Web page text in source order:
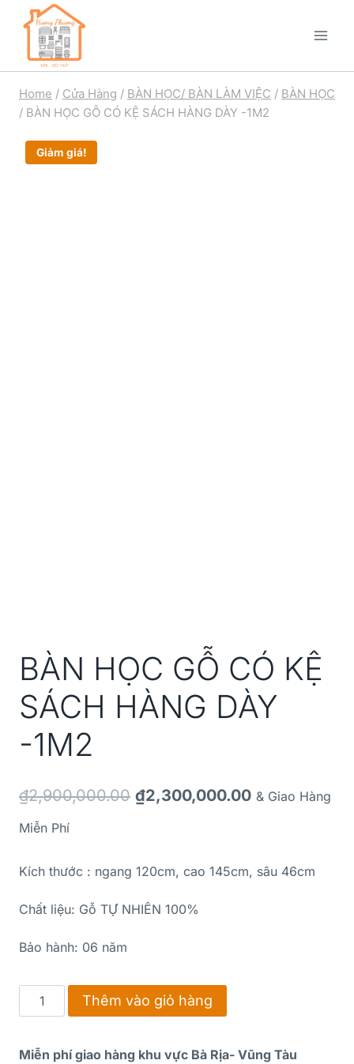
Home / Cửa Hàng / BÀN HỌC/ BÀN LÀM VIỆC / BÀN HỌC
/ BÀN HỌC GỖ CÓ KỆ SÁCH HÀNG DÀY -1M2
Giảm giá!
BÀN HỌC GỖ CÓ KỆ
SÁCH HÀNG DÀY
-1M2
₫2,900,000.00 ₫2,300,000.00 & Giao Hàng
Miễn Phí
Kích thước : ngang 120cm, cao 145cm, sâu 46cm
Chất liệu: Gỗ TỰ NHIÊN 100%
Bảo hành: 06 năm
Thêm vào giỏ hàng
Miễn phí giao hàng khu vực Bà Rịa- Vũng Tàu